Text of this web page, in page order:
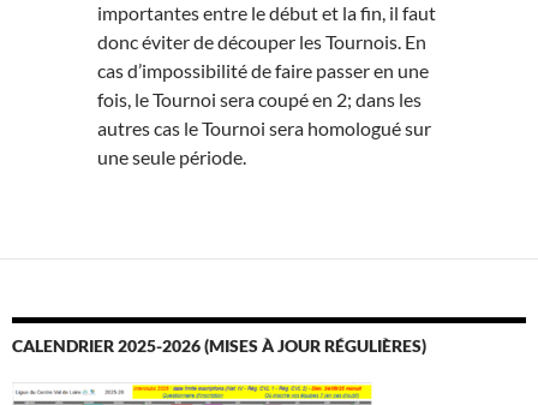
importantes entre le début et la fin, il faut
donc éviter de découper les Tournois. En
cas d’impossibilité de faire passer en une
fois, le Tournoi sera coupé en 2; dans les
autres cas le Tournoi sera homologué sur
une seule période.
CALENDRIER 2025-2026 (MISES À JOUR RÉGULIÈRES)